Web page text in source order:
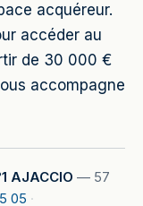
acquéreur.
accéder au
de 30 000 €
accompagne
AJACCIO — 57
05 ·